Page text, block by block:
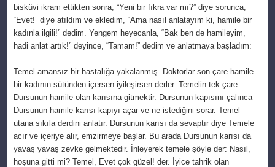
bisküvi ikram ettikten sonra, “Yeni bir fıkra var mı?” diye sorunca,
“Evet!” diye atıldım ve ekledim, “Ama nasıl anlatayım ki, hamile bir
kadınla ilgili!” dedim. Yengem heyecanla, “Bak ben de hamileyim,
hadi anlat artık!” deyince, “Tamam!” dedim ve anlatmaya başladım:
Temel amansız bir hastalığa yakalanmış. Doktorlar son çare hamile
bir kadının sütünden içersen iyileşirsen derler. Temelin tek çare
Dursunun hamile olan karısına gitmektir. Dursunun kapısını çalınca
Dursunun hamile karısı kapıyı açar ve ne istediğini sorar. Temel
utana sıkıla derdini anlatır. Dursunun karısı da sevaptır diye Temele
acır ve içeriye alır, emzirmeye başlar. Bu arada Dursunun karısı da
yavaş yavaş zevke gelmektedir. İnleyerek temele şöyle der: Nasıl,
hoşuna gitti mi? Temel, Evet çok güzel! der. İyice tahrik olan